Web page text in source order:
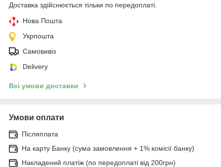
Доставка здійснюється тільки по передоплаті.
Нова Пошта
Укрпошта
Самовивіз
Delivery
Всі умови доставки
Умови оплати
Післяплата
На карту Банку (сума замовлення + 1% комісії банку)
Накладений платіж (по передоплаті від 200грн)